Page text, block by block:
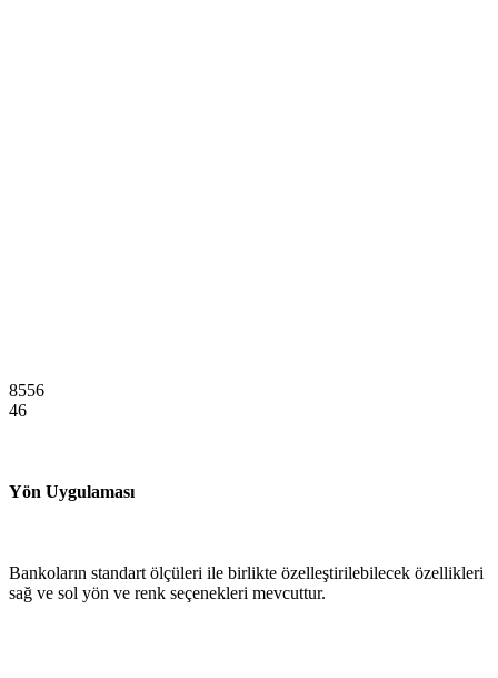
8556
46
Yön Uygulaması
Bankoların standart ölçüleri ile birlikte özelleştirilebilecek özellikleri
sağ ve sol yön ve renk seçenekleri mevcuttur.